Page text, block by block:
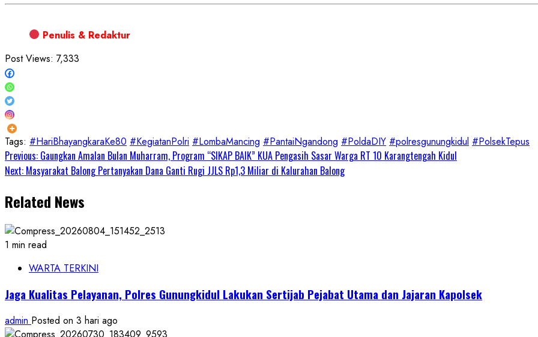
Penulis & Redaktur
Post Views: 7,333
Tags: #HariBhayangkaraKe80 #KegiatanPolri #LombaMancing #PantaiNgandong #PoldaDIY #polresgunungkidul #PolsekTepus
Continue
Reading
Previous: Gaungkan Amalan Bulan Muharram, Program “SIKAP BAIK” KUA Pengasih Sasar Warga RT 10 Karangtengah Kidul
Next: Masyarakat Balong Pertanyakan Dana Ganti Rugi JJLS Rp1,3 Miliar di Kalurahan Balong
Related News
1 min read
WARTA TERKINI
Jaga Kualitas Pelayanan, Polres Gunungkidul Lakukan Sertijab Pejabat Utama dan Jajaran Kapolsek
admin Posted on 3 hari ago